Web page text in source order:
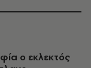
ο εκλεκτός